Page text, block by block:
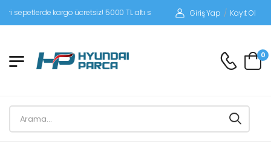
kargo ücretsiz! 5000 TL altı siparişlerinizde siparişleriniz alıcı
Giriş Yap / Kayıt Ol
0